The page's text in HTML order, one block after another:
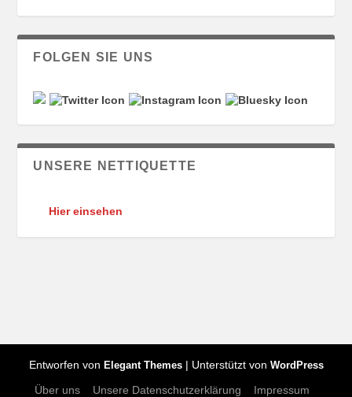
FOLGEN SIE UNS
UNSERE NETTIQUETTE
Hier einsehen
Entworfen von Elegant Themes| Unterstützt von WordPress
Über uns Unsere Datenschutzerklärung
Impressum